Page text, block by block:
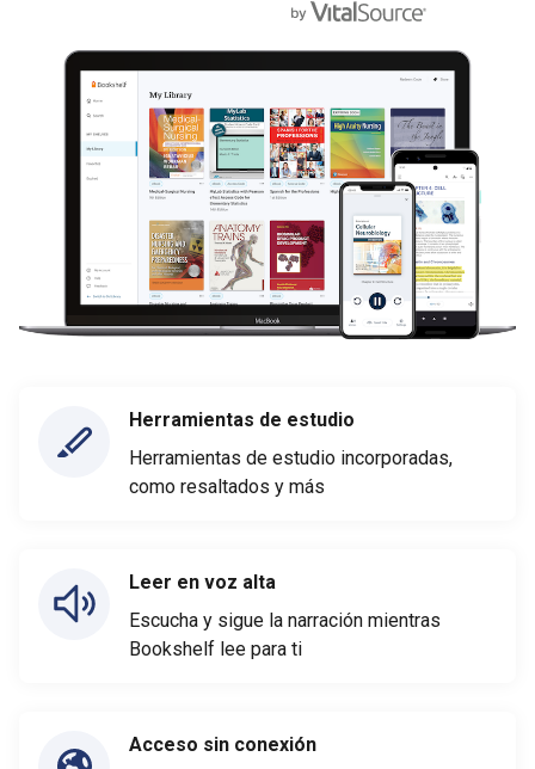
Herramientas de estudio
Herramientas de estudio incorporadas,
como resaltados y más
Leer en voz alta
Escucha y sigue la narración mientras
Bookshelf lee para ti
Acceso sin conexión